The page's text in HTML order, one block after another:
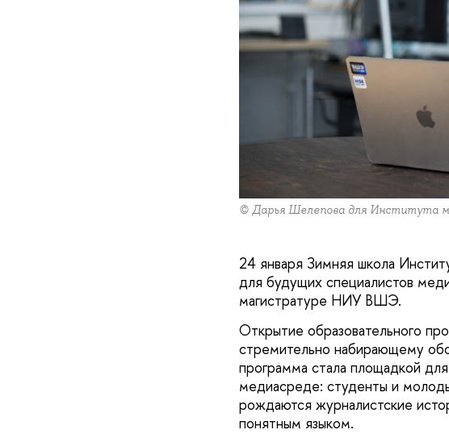
© Дарья Шелепова для Института
24 января Зимняя школа
для будущих специалистов
магистратуре НИУ ВШЭ.
Открытие образовательного
стремительно набирающему
программа стала площадкой
медиасреде: студенты и
рождаются журналистские
понятным языком.